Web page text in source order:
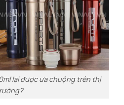
lại được ưa chuộng trên thị